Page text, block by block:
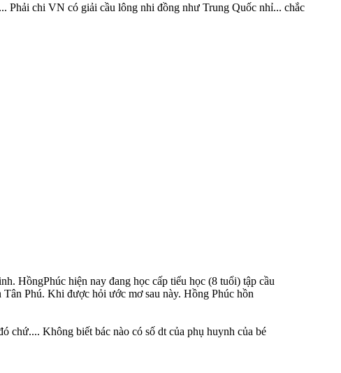
Phải chi VN có giải cầu lông nhi đồng như Trung Quốc nhỉ... chắc
HồngPhúc hiện nay đang học cấp tiểu học (8 tuổi) tập cầu
Phú. Khi được hỏi ước mơ sau này. Hồng Phúc hồn
chứ.... Không biết bác nào có số dt của phụ huynh của bé